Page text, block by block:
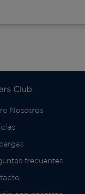
Club
Nosotros
frecuentes